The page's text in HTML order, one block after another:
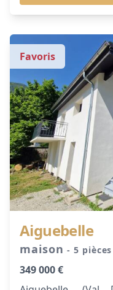
Favoris
Aiguebelle
maison- 5
349 000 €